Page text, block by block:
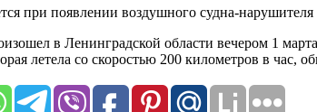
при появлении воздушного судна-
в Ленинградской области вечером 1
летела со скоростью 200 километров в час,